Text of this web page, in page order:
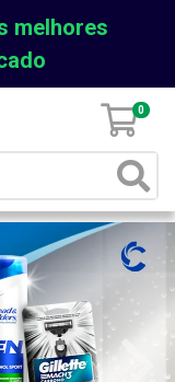
melhores
0